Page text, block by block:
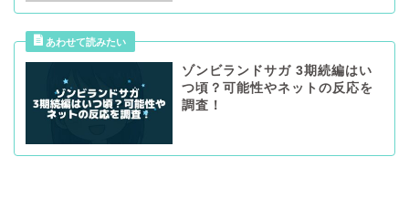
ゾンビランドサガ 3期続編はい
つ頃？可能性やネットの反応を
調査！